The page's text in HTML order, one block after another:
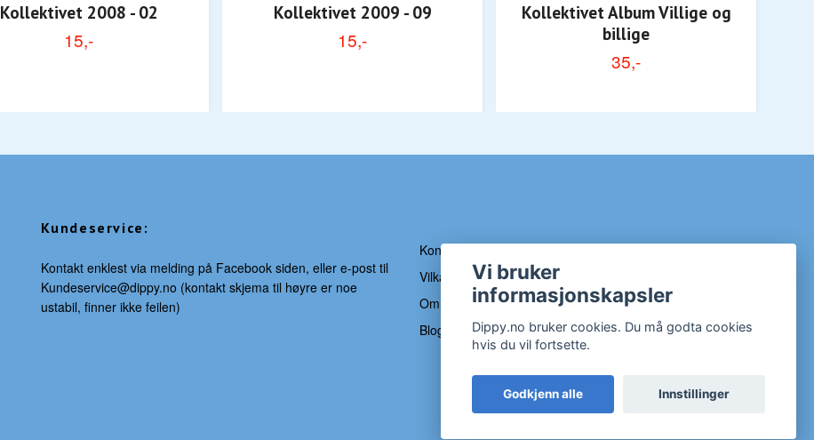
Kollektivet 2008 - 02
15,-
Kollektivet 2009 - 09
15,-
Kollektivet Album Villige og
billige
35,-
Kundeservice:
Kontakt enklest via melding på Facebook siden, eller e-post til
Kundeservice@dippy.no (kontakt skjema til høyre er noe
ustabil, finner ikke feilen)
Kontakt
Vilkår og betingelser
Om Dippy
Blogg
Vi bruker
informasjonskapsler
Dippy.no bruker cookies. Du må godta cookies
hvis du vil fortsette.
Godkjenn alle Innstillinger